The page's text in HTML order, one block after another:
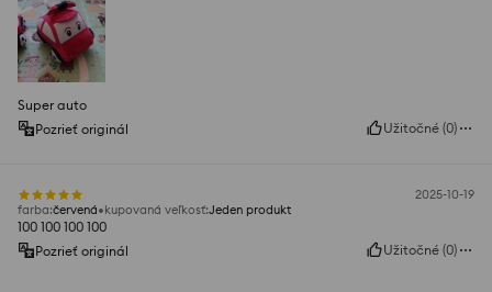
Super auto
Pozrieť originál
Užitočné (0)
2025-10-19
farba:červená kupovaná veľkosť:Jeden produkt
100 100 100 100
Pozrieť originál
Užitočné (0)